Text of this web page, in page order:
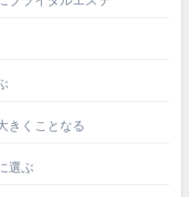
きくことなる
選ぶ